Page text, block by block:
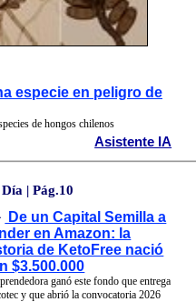
especie en peligro de
de hongos chilenos
Asistente IA
| Pág.10
De un Capital Semilla a
en Amazon: la
de KetoFree nació
$3.500.000
ganó este fondo que entrega
y que abrió la convocatoria 2026